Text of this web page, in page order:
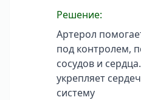
Решение:
Артерол
под контролем,
сосудов и
укрепляет
систему